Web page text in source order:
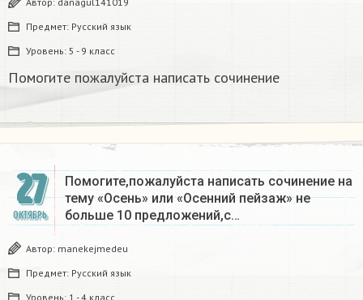
Предмет: Русский язык
Уровень: 5 - 9 класс
Помогите пожалуйста написать сочинение
27
ОКТЯБРЬ
Помогите,пожалуйста написать сочинение на
тему «Осень» или «Осенний пейзаж» не
больше 10 предложений,с…
Автор: manekejmedeu
Предмет: Русский язык
Уровень: 1 - 4 класс